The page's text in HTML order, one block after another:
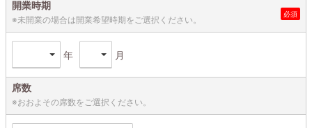
開業時期
※未開業の場合は開業希望時期をご選択ください。
年 月
席数
※おおよその席数をご選択ください。